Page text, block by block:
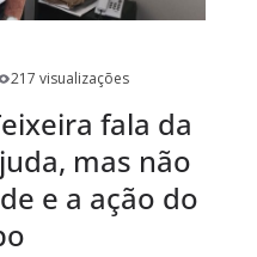
217 visualizações
fala da
mas não
e a ação do